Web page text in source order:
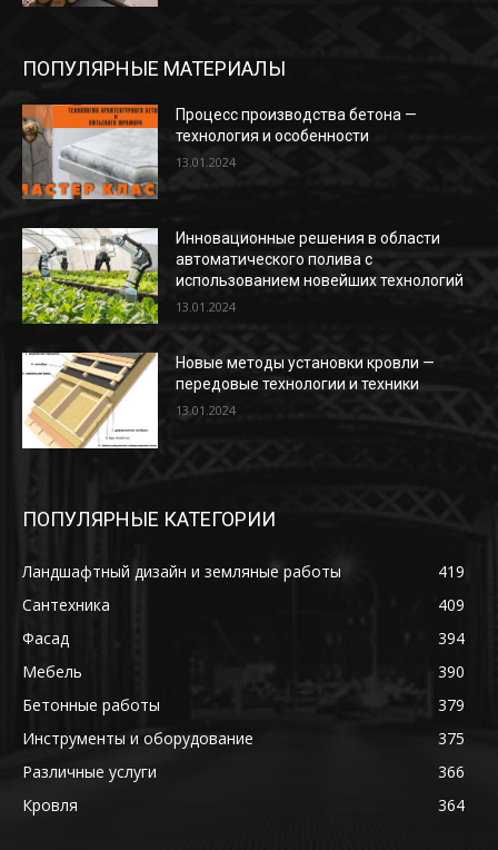
ПОПУЛЯРНЫЕ МАТЕРИАЛЫ
Процесс производства бетона —
технология и особенности
13.01.2024
Инновационные решения в области
автоматического полива с
использованием новейших технологий
13.01.2024
Новые методы установки кровли —
передовые технологии и техники
13.01.2024
ПОПУЛЯРНЫЕ КАТЕГОРИИ
Ландшафтный дизайн и земляные работы
419
Сантехника
409
Фасад
394
Мебель
390
Бетонные работы
379
Инструменты и оборудование
375
Различные услуги
366
Кровля
364